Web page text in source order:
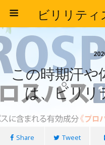
ビリリテ
この時期汗や
は、ビリリ
Share Tweet